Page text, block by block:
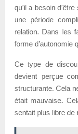
qu’il a besoin
une période
relation. Dans les
forme d’autonomie
Ce type de
devient perçue
structurante. Cela
était mauvaise.
sentait plus libre de